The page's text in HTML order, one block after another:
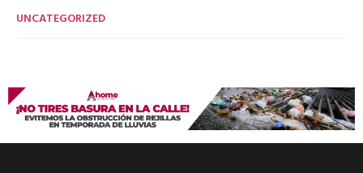
UNCATEGORIZED